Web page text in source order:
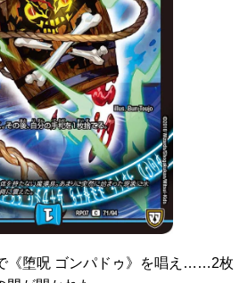
《堕呪 ゴンパドゥ》
を唱え……2枚